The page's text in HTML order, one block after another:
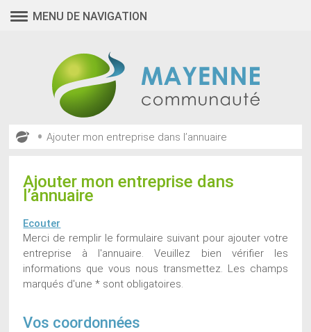
MENU DE NAVIGATION
• Ajouter mon entreprise dans l’annuaire
Ajouter mon entreprise dans
l’annuaire
Ecouter
Merci de remplir le formulaire suivant pour ajouter votre
entreprise à l'annuaire. Veuillez bien vérifier les
informations que vous nous transmettez. Les champs
marqués d'une * sont obligatoires.
Vos coordonnées